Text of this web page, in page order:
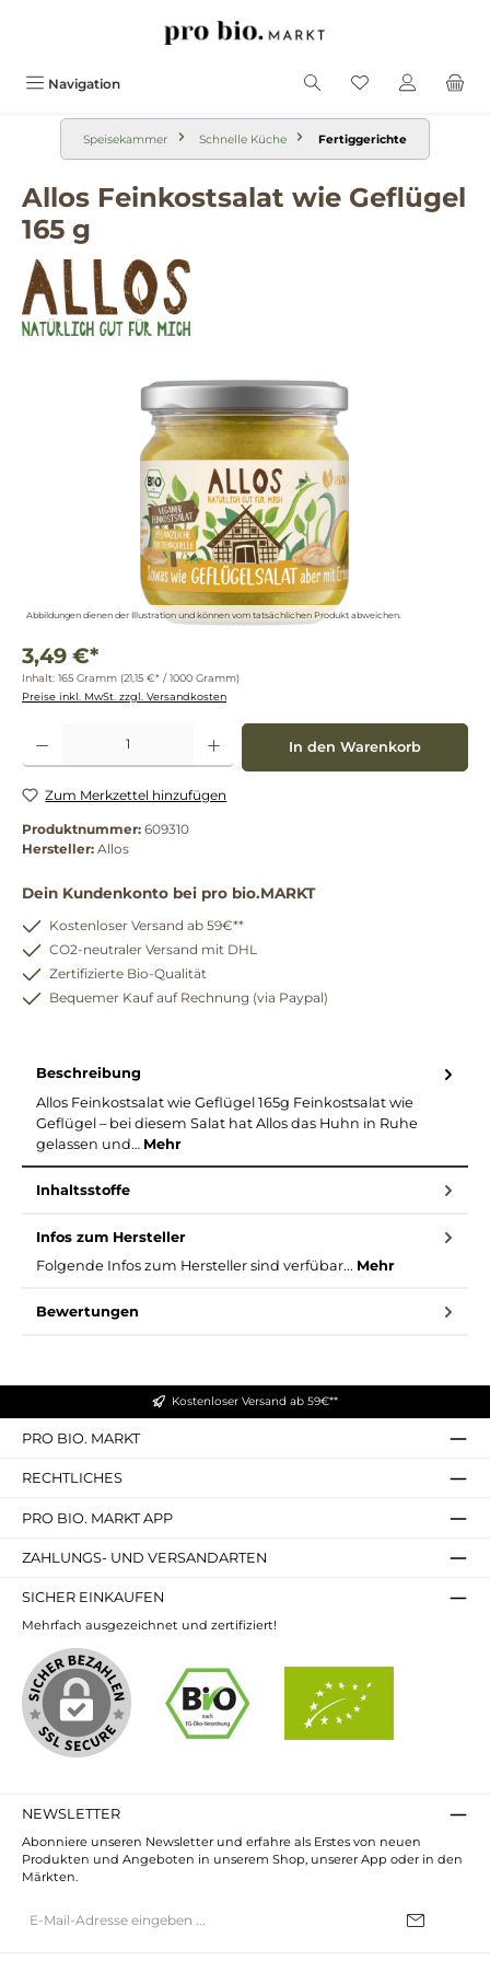
Navigation
Speisekammer Schnelle Küche Fertiggerichte
Allos Feinkostsalat wie Geflügel
165 g
Bildergalerie überspringen
Abbildungen dienen der Illustration und können vom tatsächlichen Produkt abweichen.
3,49 €*
Inhalt: 165 Gramm (21,15 €* / 1000 Gramm)
Preise inkl. MwSt. zzgl. Versandkosten
Produkt Anzahl: Gib den gewünschten Wert ein oder benutze die Schaltflächen um
In den Warenkorb
Zum Merkzettel hinzufügen
Produktnummer: 609310
Hersteller: Allos
Dein Kundenkonto bei pro bio.MARKT
Kostenloser Versand ab 59€**
CO2-neutraler Versand mit DHL
Zertifizierte Bio-Qualität
Bequemer Kauf auf Rechnung (via Paypal)
Beschreibung
Allos Feinkostsalat wie Geflügel 165g Feinkostsalat wie
Geflügel – bei diesem Salat hat Allos das Huhn in Ruhe
gelassen und… Mehr
Inhaltsstoffe
Infos zum Hersteller
Folgende Infos zum Hersteller sind verfübar... Mehr
Bewertungen
Kostenloser Versand ab 59€**
PRO BIO. MARKT
RECHTLICHES
PRO BIO. MARKT APP
ZAHLUNGS- UND VERSANDARTEN
SICHER EINKAUFEN
Mehrfach ausgezeichnet und zertifiziert!
NEWSLETTER
Abonniere unseren Newsletter und erfahre als Erstes von neuen
Produkten und Angeboten in unserem Shop, unserer App oder in den
Märkten.
Mail-